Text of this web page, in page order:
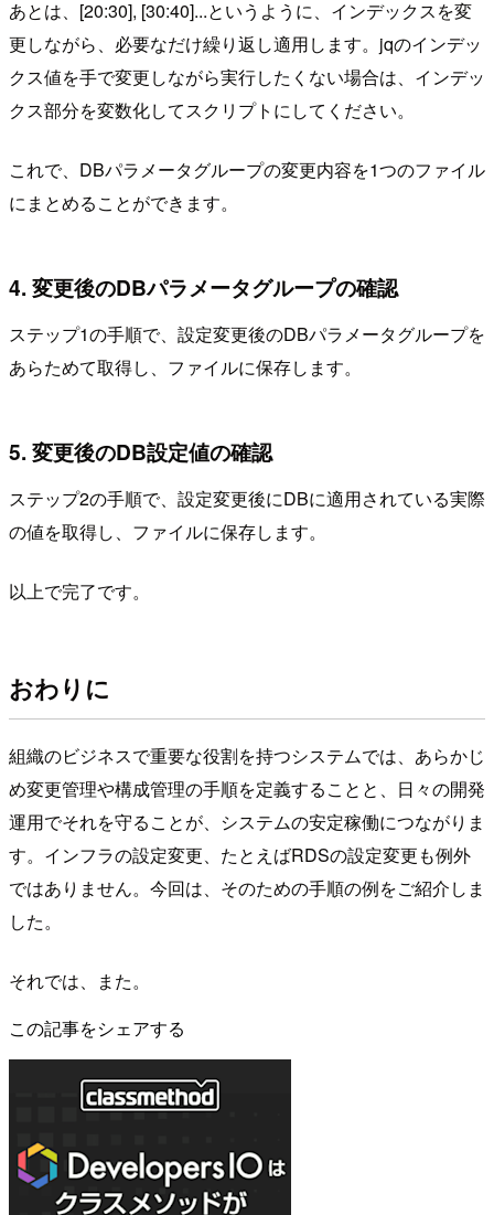
あとは、[20:30], [30:40]...というように、インデックスを変
更しながら、必要なだけ繰り返し適用します。jqのインデッ
クス値を手で変更しながら実行したくない場合は、インデッ
クス部分を変数化してスクリプトにしてください。
これで、DBパラメータグループの変更内容を1つのファイル
にまとめることができます。
4. 変更後のDBパラメータグループの確認
ステップ1の手順で、設定変更後のDBパラメータグループを
あらためて取得し、ファイルに保存します。
5. 変更後のDB設定値の確認
ステップ2の手順で、設定変更後にDBに適用されている実際
の値を取得し、ファイルに保存します。
以上で完了です。
おわりに
組織のビジネスで重要な役割を持つシステムでは、あらかじ
め変更管理や構成管理の手順を定義することと、日々の開発
運用でそれを守ることが、システムの安定稼働につながりま
す。インフラの設定変更、たとえばRDSの設定変更も例外
ではありません。今回は、そのための手順の例をご紹介しま
した。
それでは、また。
この記事をシェアする